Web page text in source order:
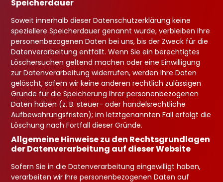
Speicherdauer
Soweit innerhalb dieser Datenschutzerklärung keine
speziellere Speicherdauer genannt wurde, verbleiben Ihre
personenbezogenen Daten bei uns, bis der Zweck für die
Datenverarbeitung entfällt. Wenn Sie ein berechtigtes
Löschersuchen geltend machen oder eine Einwilligung
zur Datenverarbeitung widerrufen, werden Ihre Daten
gelöscht, sofern wir keine anderen rechtlich zulässigen
Gründe für die Speicherung Ihrer personenbezogenen
Daten haben (z. B. steuer- oder handelsrechtliche
Aufbewahrungsfristen); im letztgenannten Fall erfolgt die
Löschung nach Fortfall dieser Gründe.
Allgemeine Hinweise zu den Rechtsgrundlagen
der Datenverarbeitung auf dieser Website
Sofern Sie in die Datenverarbeitung eingewilligt haben,
verarbeiten wir Ihre personenbezogenen Daten auf